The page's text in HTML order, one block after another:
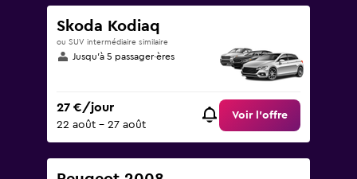
Skoda Kodiaq
ou SUV intermédiaire similaire
Jusqu’à 5 passager·ères
27 €/jour
22 août - 27 août
Voir l’offre